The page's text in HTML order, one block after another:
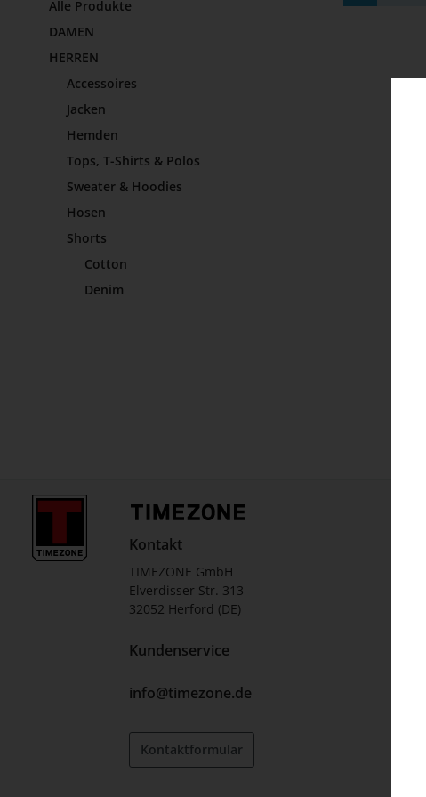
Alle Produkte
DAMEN
HERREN
Accessoires
Jacken
Hemden
Tops, T-Shirts & Polos
Sweater & Hoodies
Hosen
Shorts
Cotton
Denim
Kontakt
TIMEZONE GmbH
Elverdisser Str. 313
32052 Herford (DE)
Kundenservice
info@timezone.de
Kontaktformular